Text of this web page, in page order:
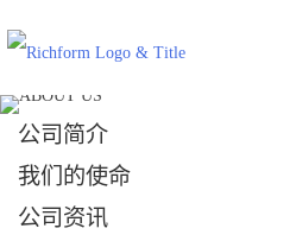
to
content
公司简介
我们的使命
公司资讯